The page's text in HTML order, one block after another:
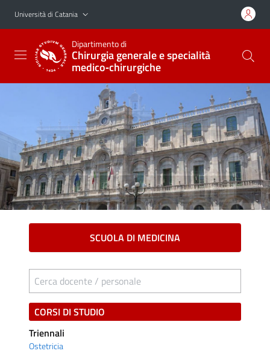
Vai al contenuto principale
Vai al menu di navigazione
Università di Catania
Dipartimento di
Chirurgia generale e specialità
medico‑chirurgiche
SCUOLA DI MEDICINA
Cerca docente / personale
CORSI DI STUDIO
Triennali
Ostetricia